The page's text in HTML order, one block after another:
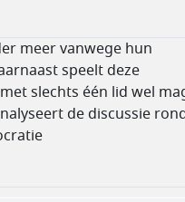
meer vanwege hun
speelt deze
slechts één lid wel
de discussie